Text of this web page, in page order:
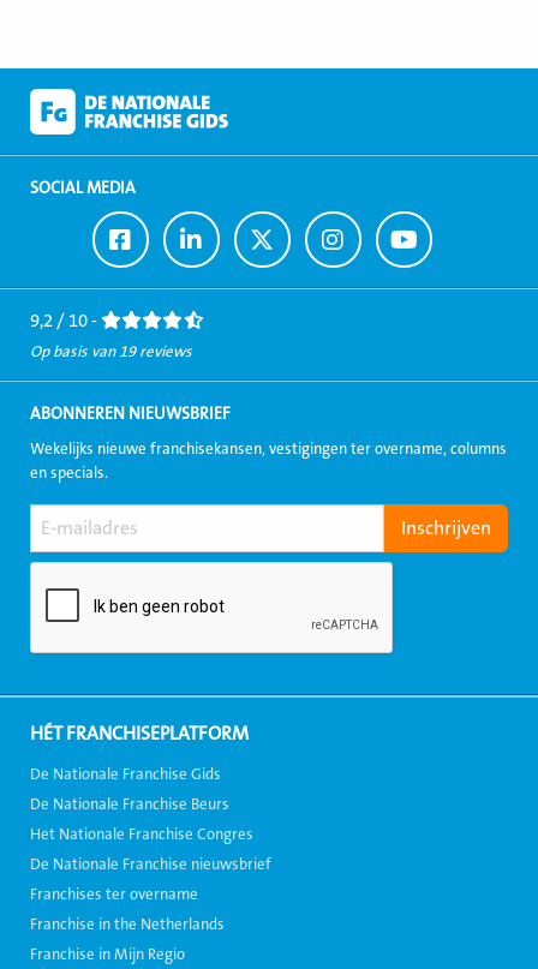
SOCIAL MEDIA
Ga
naar
Facebook
Ga
naar
LinkedIn
Ga
naar
Twitter
Ga
naar
Instagram
Ga
naar
Youtube
9,2 / 10 -
Op basis van 19 reviews
ABONNEREN NIEUWSBRIEF
Wekelijks nieuwe franchisekansen, vestigingen ter overname, columns
en specials.
HÉT FRANCHISEPLATFORM
De Nationale Franchise Gids
De Nationale Franchise Beurs
Het Nationale Franchise Congres
De Nationale Franchise nieuwsbrief
Franchises ter overname
Franchise in the Netherlands
Franchise in Mijn Regio